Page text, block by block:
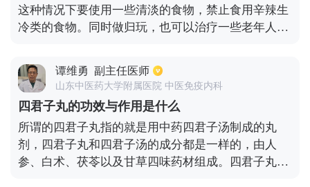
这种情况下要使用一些清淡的食物，禁止食用辛辣生
冷类的食物。同时做归玩，也可以治疗一些老年人常
等。除此之外，左归丸还可以用来治疗血不归原、气
虚昏运、口干舌燥、神不守舍等，是一种中成药，作
用非常广泛。
谭维勇 副主任医师
山东中医药大学附属医院 中医免疫内科
四君子丸的功效与作用是什么
所谓的四君子丸指的就是用中药四君子汤制成的丸
剂，四君子丸和四君子汤的成分都是一样的，由人
参、白术、茯苓以及甘草四味药材组成。四君子丸可